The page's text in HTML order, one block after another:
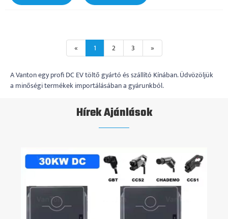
« 1 2 3 »
A Vanton egy profi DC EV töltő gyártó és szállító Kínában. Üdvözöljük
a minőségi termékek importálásában a gyárunkból.
Hírek Ajánlások